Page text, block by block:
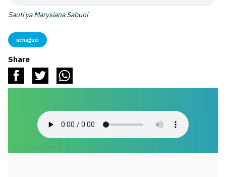
Sauti ya Marysiana Sabuni
uchaguzi
Share